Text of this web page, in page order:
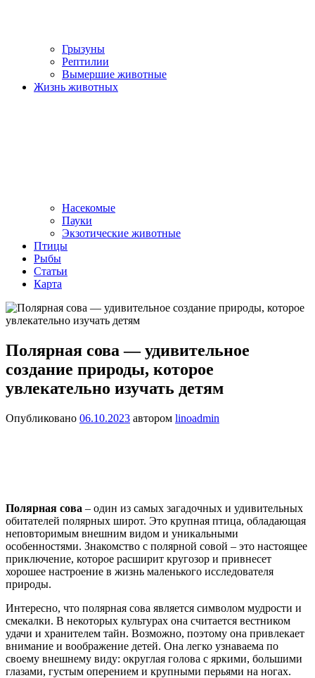
Грызуны
Рептилии
Вымершие животные
Жизнь животных
Насекомые
Пауки
Экзотические животные
Птицы
Рыбы
Статьи
Карта
Полярная сова — удивительное
создание природы, которое
увлекательно изучать детям
Опубликовано 06.10.2023 автором linoadmin
Полярная сова – один из самых загадочных и удивительных
обитателей полярных широт. Это крупная птица, обладающая
неповторимым внешним видом и уникальными
особенностями. Знакомство с полярной совой – это настоящее
приключение, которое расширит кругозор и привнесет
хорошее настроение в жизнь маленького исследователя
природы.
Интересно, что полярная сова является символом мудрости и
смекалки. В некоторых культурах она считается вестником
удачи и хранителем тайн. Возможно, поэтому она привлекает
внимание и воображение детей. Она легко узнаваема по
своему внешнему виду: округлая голова с яркими, большими
глазами, густым оперением и крупными перьями на ногах.